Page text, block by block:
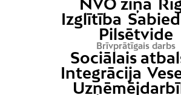
NVO ziņa
Izglītība
Pilsētvide
Brīvprātīgais darbs
Sociālais
Integrācija